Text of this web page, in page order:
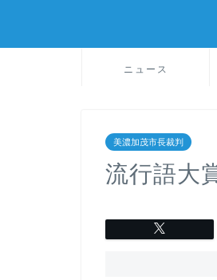
ニュース
美濃加茂市長裁判
流行語大